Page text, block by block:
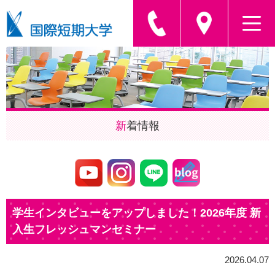
新着情報
学生インタビューをアップしました！2026年度 新
入生フレッシュマンセミナー
2026.04.07